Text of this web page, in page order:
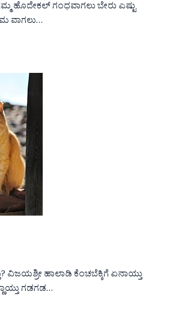
ಹೊದೇಕಲ್ ಗಂಧವಾಗಲು ಬೇರು ಎಷ್ಟು
ವಾಗಲು…
ವಿಜಯಶ್ರೀ ಹಾಲಾಡಿ ಕೆಂಚಬೆಕ್ಕಿಗೆ ಏನಾಯ್ತು
ಗಡಗಡ…